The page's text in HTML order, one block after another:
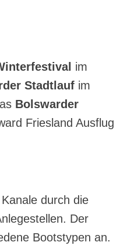
im
Stadtlauf im
Bolswarder
Friesland Ausflug
durch die
Der
Bootstypen an.